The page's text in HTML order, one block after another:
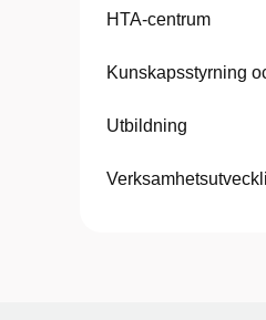
HTA-centrum
Kunskapsstyrning
Utbildning